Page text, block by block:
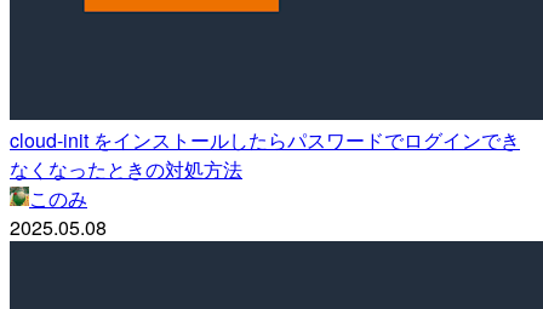
cloud-init をインストールしたらパスワードでログインでき
なくなったときの対処方法
このみ
2025.05.08